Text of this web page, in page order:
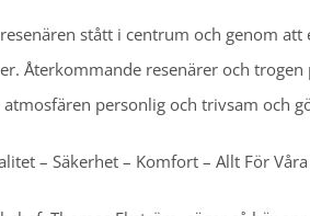
stått i centrum och genom
Återkommande resenärer och
personlig och trivsam och
– Säkerhet – Komfort – Allt För Våra